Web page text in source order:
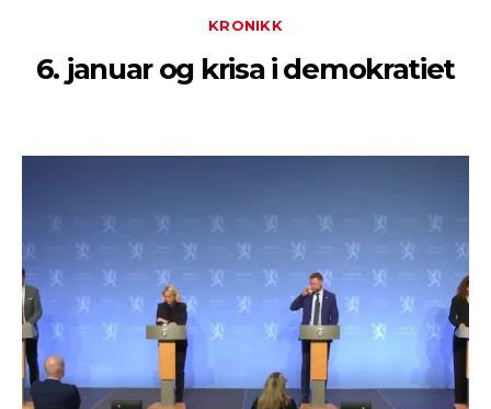
KRONIKK
6. januar og krisa i demokratiet